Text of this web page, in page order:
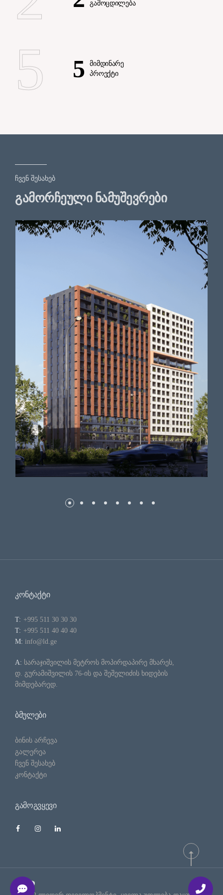
Developed by Render.ge
ᲒᲐᲛᲝᲪᲓᲘᲚᲔᲑᲐ
5 5
ᲛᲘᲛᲓᲘᲜᲐᲠᲔ
ᲞᲠᲝᲔᲥᲢᲘ
ჩვენ შესახებ
გამორჩეული ნამუშევრები
ᲙᲝᲜᲢᲐᲥᲢᲘ
T: +995 511 30 30 30
T: +995 511 40 40 40
M: info@ld.ge
A: სარაჯიშვილის მეტროს მოპირდაპირე მხარეს,
დ. გურამიშვილის 76-ის და შეშელიძის ხიდების
მიმდებარედ.
ᲑᲛᲣᲚᲔᲑᲘ
ბინის არჩევა
გალერეა
ჩვენ შესახებ
კონტაქტი
ᲒᲐᲛᲝᲒᲕᲧᲔᲕᲘ